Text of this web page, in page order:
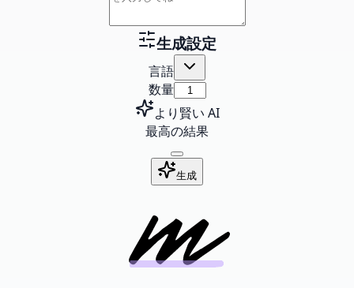
生成設定
言語
数量
より賢い AI
最高の結果
生成